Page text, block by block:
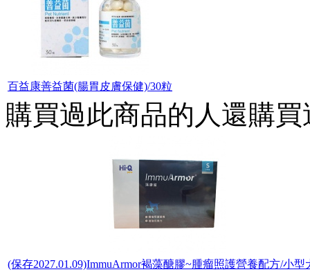
百益康善益菌(腸胃皮膚保健)/30粒
購買過此商品的人還購買
(保存2027.01.09)ImmuArmor褐藻醣膠~腫瘤照護營養配方/小型